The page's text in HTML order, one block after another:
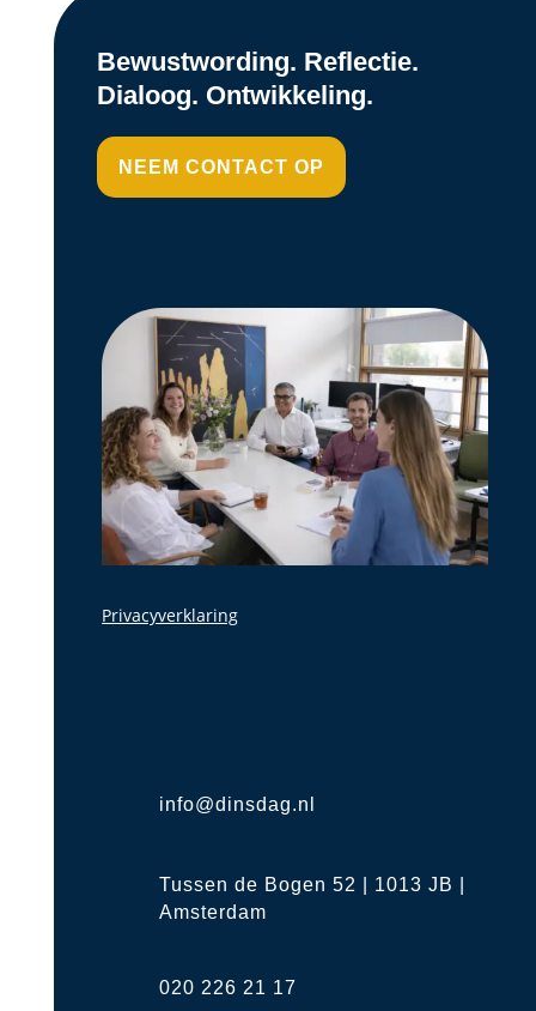
Bewustwording. Reflectie.
Dialoog. Ontwikkeling.
NEEM CONTACT OP
Privacyverklaring
info@dinsdag.nl
Tussen de Bogen 52 | 1013 JB |
Amsterdam
020 226 21 17